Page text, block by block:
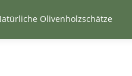
Olivenholzschätze